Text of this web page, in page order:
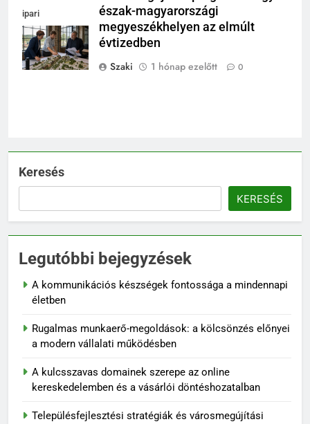
ipari
csarnokban,
integrált területi
program
észak-magyarországi
megyeszékhelyen az elmúlt
évtizedben
Szaki
1 hónap ezelőtt 0
Keresés
KERESÉS
Legutóbbi bejegyzések
A kommunikációs készségek fontossága a mindennapi
életben
Rugalmas munkaerő-megoldások: a kölcsönzés előnyei
a modern vállalati működésben
A kulcsszavas domainek szerepe az online
kereskedelemben és a vásárlói döntéshozatalban
Településfejlesztési stratégiák és városmegújítási